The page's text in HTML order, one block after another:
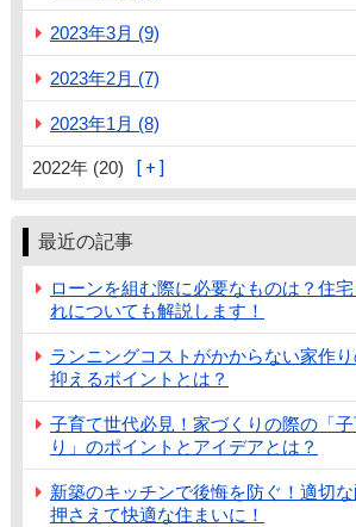
2023年3月 (9)
2023年2月 (7)
2023年1月 (8)
2022年 (20)
最近の記事
ローンを組む際に必要なものは？住
れについても解説します！
ランニングコストがかからない家作
抑えるポイントとは？
子育て世代必見！家づくりの際の「
り」のポイントとアイデアとは？
新築のキッチンで後悔を防ぐ！適切
押さえて快適な住まいに！